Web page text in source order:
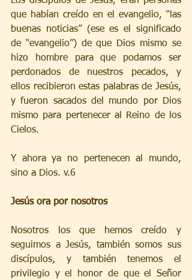
que habían creído en el evangelio, “las
buenas noticias” (ese es el significado
de “evangelio”) de que Dios mismo se
hizo hombre para que podamos ser
perdonados de nuestros pecados, y
ellos recibieron estas palabras de Jesús,
y fueron sacados del mundo por Dios
mismo para pertenecer al Reino de los
Cielos.
Y ahora ya no pertenecen al mundo,
sino a Dios. v.6
Jesús ora por nosotros
Nosotros los que hemos creído y
seguimos a Jesús, también somos sus
discípulos, y también tenemos el
privilegio y el honor de que el Señor